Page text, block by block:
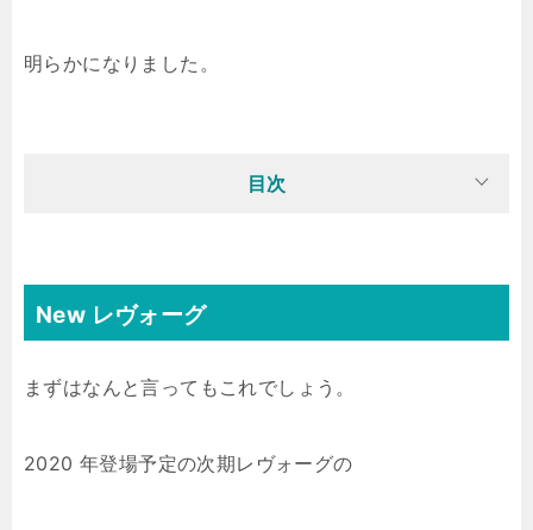
明らかになりました。
目次
New レヴォーグ
まずはなんと言ってもこれでしょう。
2020 年登場予定の次期レヴォーグの